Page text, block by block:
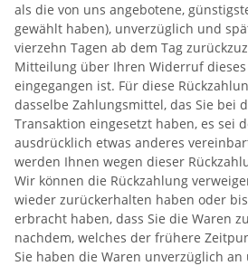
als die von uns angebotene,
gewählt haben), unverzüglich und
vierzehn Tagen ab dem Tag
Mitteilung über Ihren Widerruf
eingegangen ist. Für diese
dasselbe Zahlungsmittel, das Sie bei
Transaktion eingesetzt haben, es sei
ausdrücklich etwas anderes
werden Ihnen wegen dieser
Wir können die Rückzahlung
wieder zurückerhalten haben oder
erbracht haben, dass Sie die Waren
nachdem, welches der frühere
Sie haben die Waren unverzüglich an